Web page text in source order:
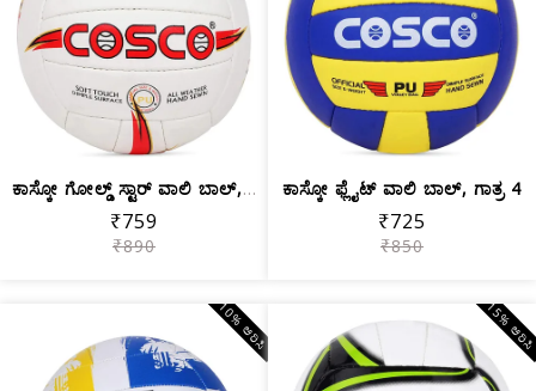
ಕಾಸ್ಕೋ ಗೋಲ್ಡ್ ಸ್ಟಾರ್ ವಾಲಿ ಬಾಲ್, ಗಾತ್ರ 4
₹759
₹890
ಕಾಸ್ಕೋ ಫ್ಲೈಟ್ ವಾಲಿ ಬಾಲ್, ಗಾತ್ರ 4
₹725
₹850
10% ಆರಿಸಿ 15%